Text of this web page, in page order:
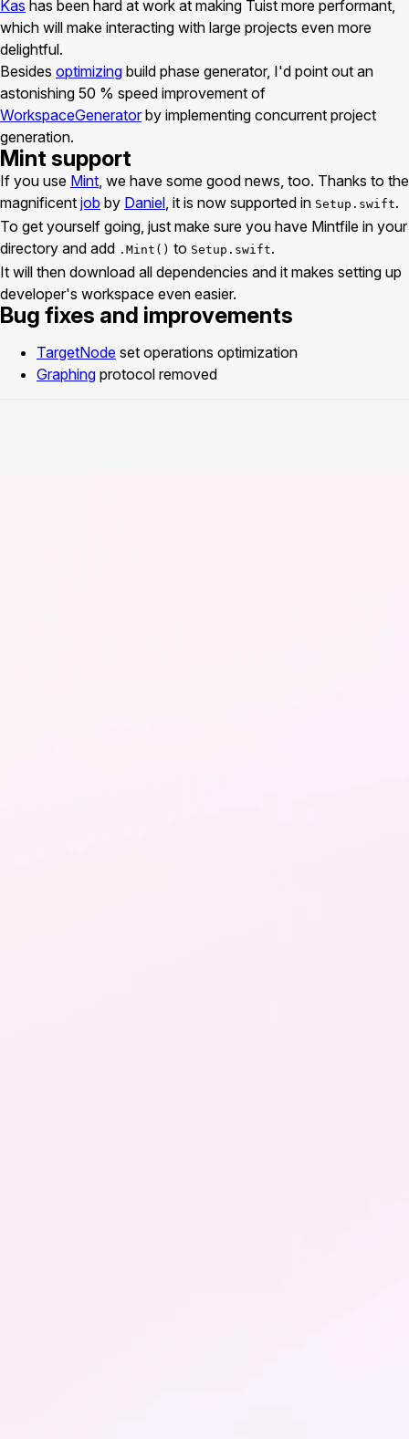
Kas has been hard at work at making Tuist more performant,
which will make interacting with large projects even more
delightful.
Besides optimizing build phase generator, I'd point out an
astonishing 50 % speed improvement of
WorkspaceGeneratorby implementing concurrent project
generation.
Mint support
If you use Mint, we have some good news, too. Thanks to the
magnificent job by Daniel, it is now supported in Setup.swift.
To get yourself going, just make sure you have Mintfile in your
directory and add .Mint() to Setup.swift.
It will then download all dependencies and it makes setting up
developer's workspace even easier.
Bug fixes and improvements
TargetNode set operations optimization
Graphing protocol removed